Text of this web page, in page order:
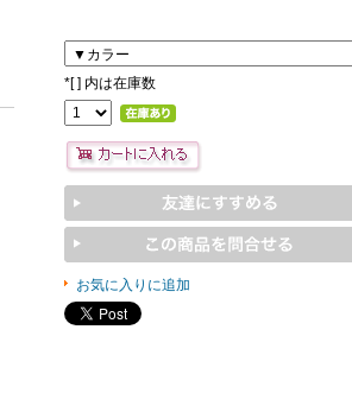
*[ ] 内は在庫数
お気に入りに追加